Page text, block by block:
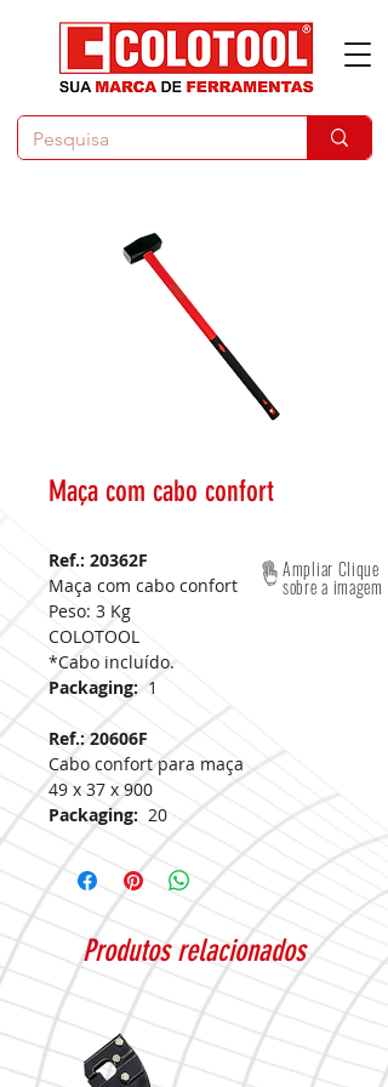
Maça com cabo confort
Ref.: 20362F
Maça com cabo confort
Peso: 3 Kg
COLOTOOL
*Cabo incluído.
Packaging: 1
Ref.: 20606F
Cabo confort para maça
49 x 37 x 900
Packaging: 20
Ampliar Clique
sobre a imagem
Produtos relacionados